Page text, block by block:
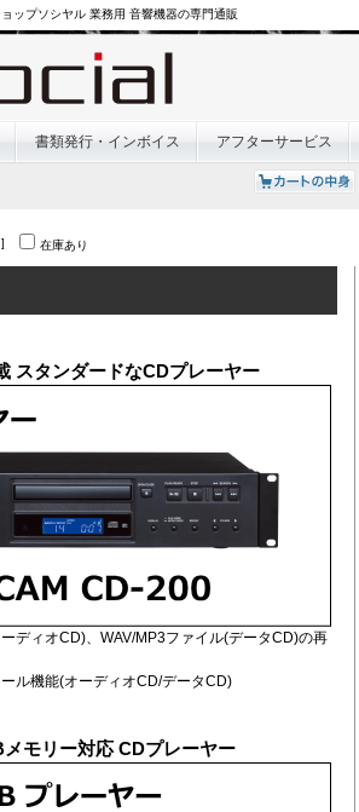
ップソシヤル 業務用 音響機器の専門通販
書類発行・インボイス アフターサービス
] 在庫あり
スタンダードなCDプレーヤー
ディオCD)、WAV/MP3ファイル(データCD)の再
ル機能(オーディオCD/データCD)
モリー対応 CDプレーヤー